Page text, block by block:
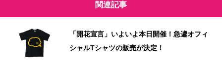
関連記事
「開花宣言」いよいよ本日開催！急遽オフィ
シャルTシャツの販売が決定！